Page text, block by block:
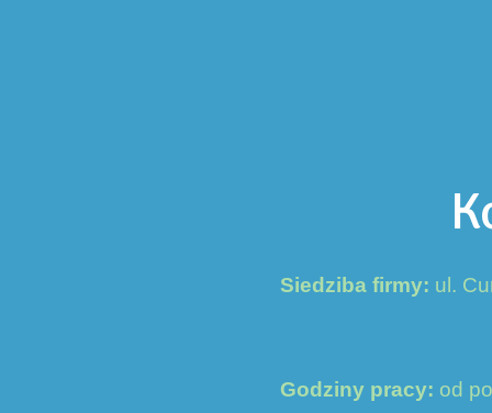
Siedziba firmy: ul.
Godziny pracy: od